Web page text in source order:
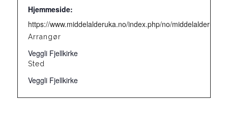
Hjemmeside:
https://www.middelalderuka.no/index.php/no/middelalderuka/
Arrangør
Veggli Fjellkirke
Sted
Veggli Fjellkirke